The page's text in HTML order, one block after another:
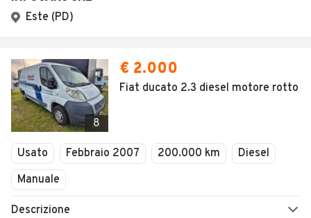
Este (PD)
8
€ 2.000
Fiat ducato 2.3 diesel motore rotto
Usato Febbraio 2007 200.000 km
Diesel
Manuale
Descrizione